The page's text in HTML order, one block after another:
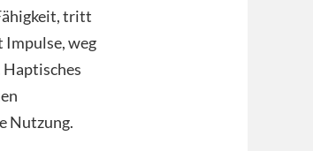
tritt
weg
Haptisches
Nutzung.